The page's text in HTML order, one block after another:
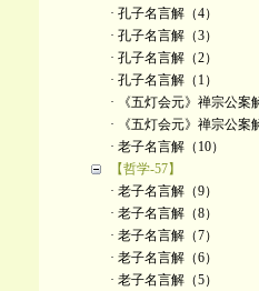
· 孔子名言解（4）
· 孔子名言解（3）
· 孔子名言解（2）
· 孔子名言解（1）
· 《五灯会元》禅宗公案
· 《五灯会元》禅宗公案
· 老子名言解（10）
【哲学-57】
· 老子名言解（9）
· 老子名言解（8）
· 老子名言解（7）
· 老子名言解（6）
· 老子名言解（5）